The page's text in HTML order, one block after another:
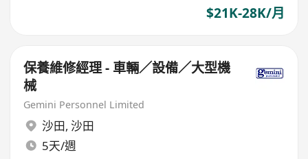
$21K-28K/月
保養維修經理 - 車輛／設備／大型機
械
Gemini Personnel Limited
沙田, 沙田
5天/週